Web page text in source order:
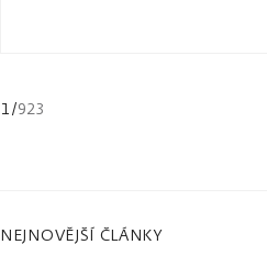
1/923
NEJNOVĚJŠÍ ČLÁNKY